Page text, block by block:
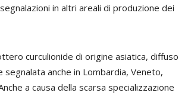
in altri areali di produzione dei
curculionide di origine asiatica, diffuso
anche in Lombardia, Veneto,
a causa della scarsa specializzazione